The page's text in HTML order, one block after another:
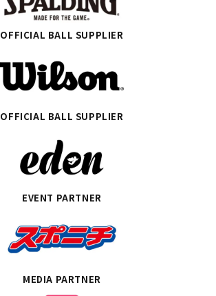
OFFICIAL BALL SUPPLIER
OFFICIAL BALL SUPPLIER
EVENT PARTNER
MEDIA PARTNER